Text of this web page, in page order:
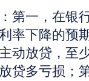
第一，在银
率下降的预
动放贷，至
贷多亏损；